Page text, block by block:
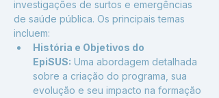
investigações de surtos e emergências
de saúde pública. Os principais temas
incluem:
História e Objetivos do
EpiSUS: Uma abordagem detalhada
sobre a criação do programa, sua
evolução e seu impacto na formação